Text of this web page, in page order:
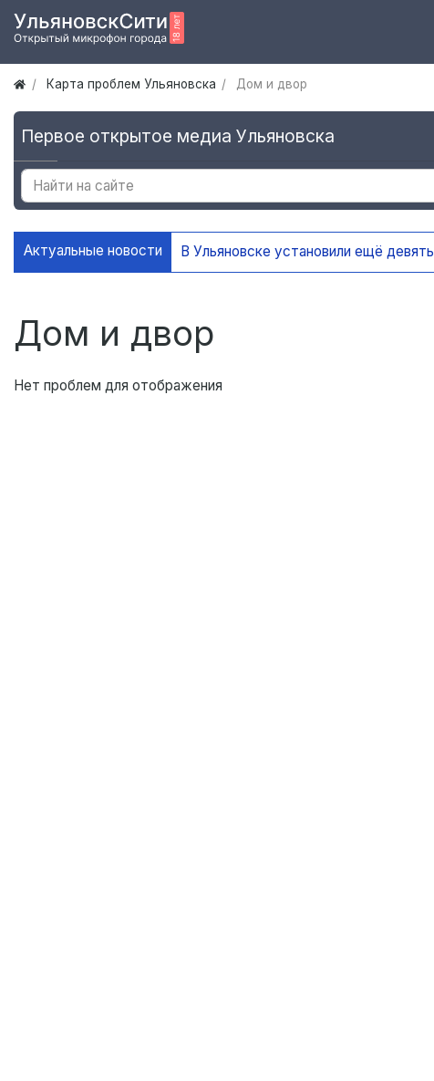
Карта проблем Ульяновска Дом и двор
Первое открытое медиа Ульяновска
Актуальные новости На
Дом и двор
Нет проблем для отображения